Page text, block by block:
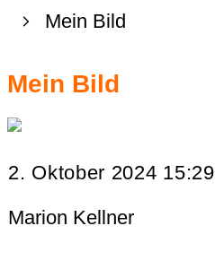
Mein Bild
Mein Bild
2. Oktober 2024 15:29
Marion Kellner